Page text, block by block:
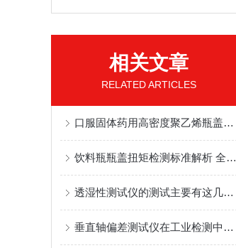
相关文章
RELATED ARTICLES
口服固体药用高密度聚乙烯瓶盖扭矩仪解决方法
饮料瓶瓶盖扭矩检测标准解析 全自动扭矩仪应用方法
透湿性测试仪的测试主要有这几种原理
垂直轴偏差测试仪在工业检测中的应用